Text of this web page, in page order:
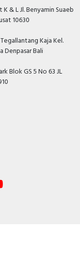
K & L Jl. Benyamin Suaeb
10630
Kaja Kel.
Denpasar Bali
Blok GS 5 No 63 JL